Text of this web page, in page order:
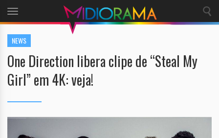
Toggle
navigation
NEWS
One Direction libera clipe de “Steal My
Girl” em 4K: veja!